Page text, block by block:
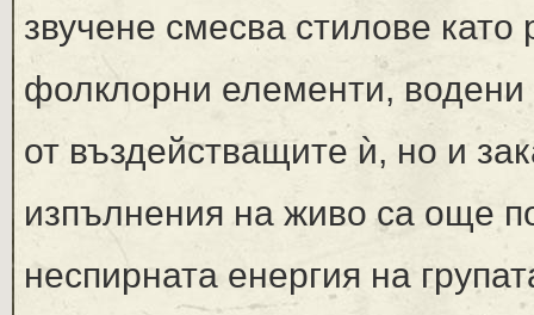
звучене смесва стилове като
фолклорни елементи, водени
от въздействащите ѝ, но и
изпълнения на живо са още
неспирната енергия на